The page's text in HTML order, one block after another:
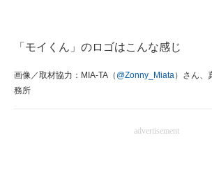
「モイくん」のロゴはこんな感じ
画像／取材協力：MIA-TA（ @Zonny_Miata）さん、
務所
advertisement